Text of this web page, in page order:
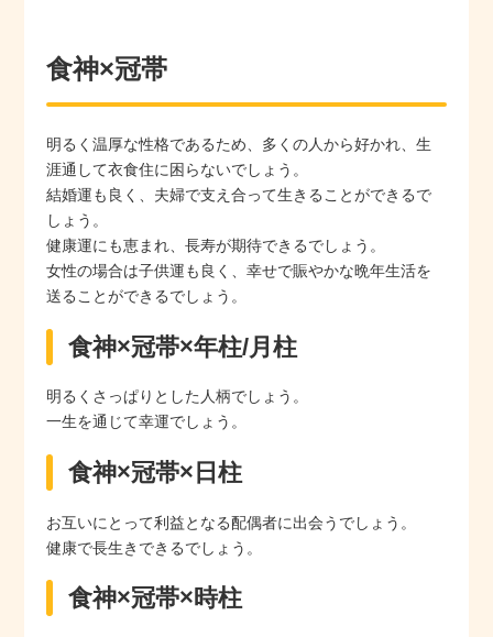
食神×冠帯
明るく温厚な性格であるため、多くの人から好かれ、生
涯通して衣食住に困らないでしょう。
結婚運も良く、夫婦で支え合って生きることができるで
しょう。
健康運にも恵まれ、長寿が期待できるでしょう。
女性の場合は子供運も良く、幸せで賑やかな晩年生活を
送ることができるでしょう。
食神×冠帯×年柱/月柱
明るくさっぱりとした人柄でしょう。
一生を通じて幸運でしょう。
食神×冠帯×日柱
お互いにとって利益となる配偶者に出会うでしょう。
健康で長生きできるでしょう。
食神×冠帯×時柱